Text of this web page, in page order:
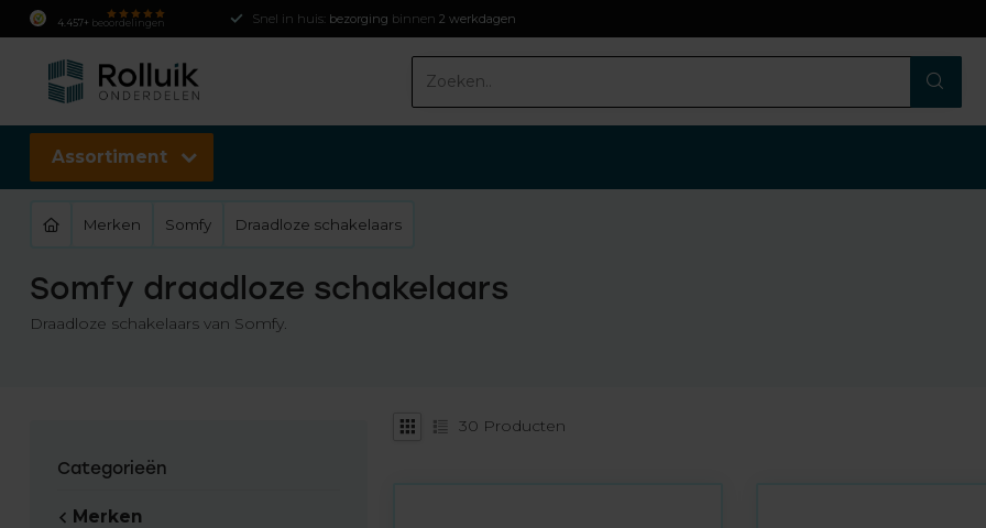
4.457+ beoordelingen Snel in huis: bezorging binnen 2 werkdagen
Assortiment
Merken Somfy Draadloze schakelaars
Somfy draadloze schakelaars
Draadloze schakelaars van Somfy.
Categorieën
Merken
30 Producten